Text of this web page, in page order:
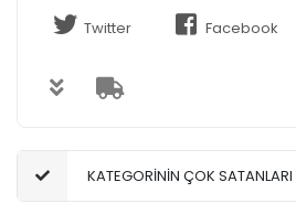
Twitter Facebook
KATEGORİNİN ÇOK SATANLARI